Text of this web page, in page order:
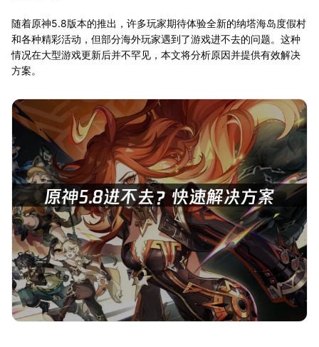
随着原神5.8版本的推出，许多玩家期待体验全新的纳塔海岛度假村
和各种精彩活动，但部分海外玩家遇到了游戏进不去的问题。这种
情况在大型游戏更新后并不罕见，本文将分析原因并提供有效解决
方案。